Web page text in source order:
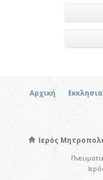
Αρχική
Ιερός